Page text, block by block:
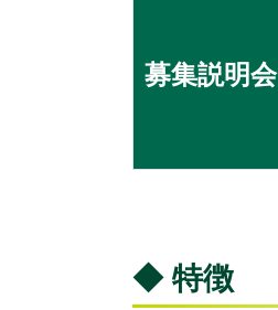
募集説明会
◆ 特徴